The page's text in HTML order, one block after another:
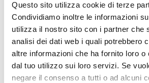
Questo sito utilizza cookie di terze
Condividiamo inoltre le informazioni
utilizza il nostro sito con i partner che
analisi dei dati web i quali potrebbero
altre informazioni che ha fornito loro o
dal tuo utilizzo sui loro servizi. Se
negare il consenso a tutti o ad alcuni